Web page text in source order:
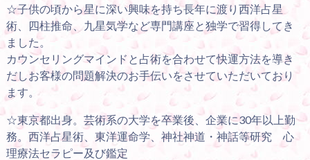
☆子供の頃から星に深い興味を持ち長年に渡り西洋占星
術、四柱推命、九星気学など専門講座と独学で習得してき
ました。
カウンセリングマインドと占術を合わせて快運方法を導き
だしお客様の問題解決のお手伝いをさせていただいており
ます。
☆東京都出身。芸術系の大学を卒業後、企業に30年以上勤
務。西洋占星術、東洋運命学、神社神道・神話等研究 心
理療法セラピー及び鑑定